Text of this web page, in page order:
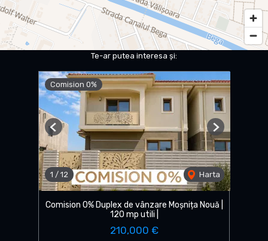
Te-ar putea interesa și:
Comision 0%
1 / 12 Harta
Previous Next
Comision 0% Duplex de vânzare Moșnița Nouă |
120 mp utili |
210,000 €